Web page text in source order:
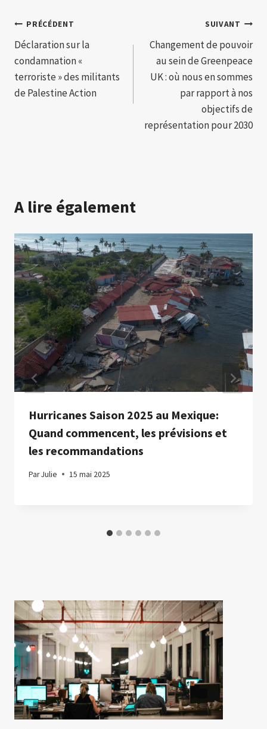
Navigation
de
l’article
PRÉCÉDENT
Déclaration sur la
condamnation «
terroriste » des militants
de Palestine Action
SUIVANT
Changement de pouvoir
au sein de Greenpeace
UK : où nous en sommes
par rapport à nos
objectifs de
représentation pour 2030
A lire également
Hurricanes Saison 2025 au Mexique:
Quand commencent, les prévisions et
les recommandations
ParJulie 15 mai 2025